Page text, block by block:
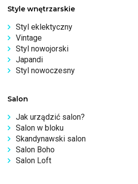
Style wnętrzarskie
Styl eklektyczny
Vintage
Styl nowojorski
Japandi
Styl nowoczesny
Salon
Jak urządzić salon?
Salon w bloku
Skandynawski salon
Salon Boho
Salon Loft